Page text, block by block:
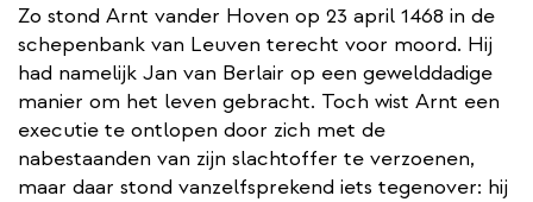
Zo stond Arnt vander Hoven op 23 april 1468 in de
schepenbank van Leuven terecht voor moord. Hij
had namelijk Jan van Berlair op een gewelddadige
manier om het leven gebracht. Toch wist Arnt een
executie te ontlopen door zich met de
nabestaanden van zijn slachtoffer te verzoenen,
maar daar stond vanzelfsprekend iets tegenover: hij